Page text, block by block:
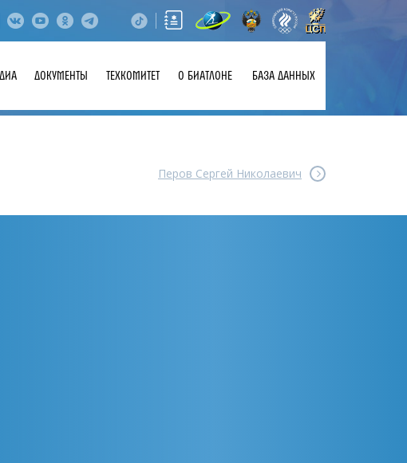
ДОКУМЕНТЫ ТЕХКОМИТЕТ О БИАТЛОНЕ БАЗА ДАННЫХ
Перов Сергей Николаевич